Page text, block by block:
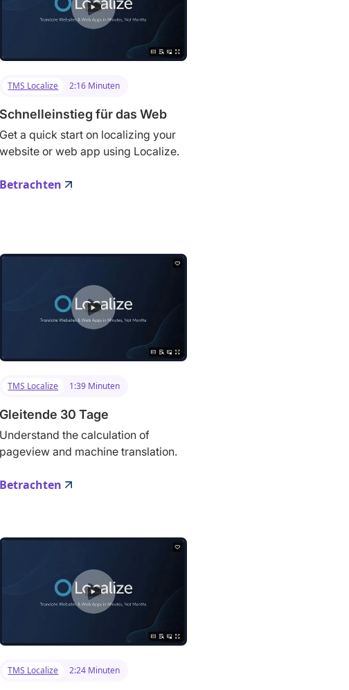
TMS Localize 2:16 Minuten
Schnelleinstieg für das Web
Get a quick start on localizing your
website or web app using Localize.
Betrachten
TMS Localize 1:39 Minuten
Gleitende 30 Tage
Understand the calculation of
pageview and machine translation.
Betrachten
TMS Localize 2:24 Minuten